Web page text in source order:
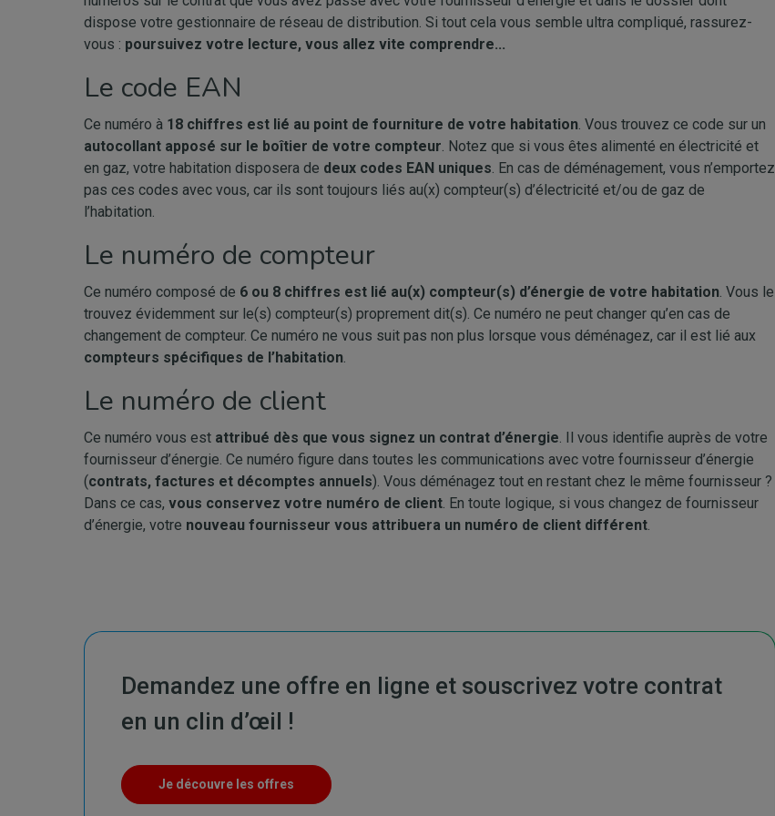
dispose votre gestionnaire de réseau de distribution. Si tout cela vous semble ultra compliqué, rassurez-
vous : poursuivez votre lecture, vous allez vite comprendre...
Le code EAN
Ce numéro à 18 chiffres est lié au point de fourniture de votre habitation. Vous trouvez ce code sur un
autocollant apposé sur le boîtier de votre compteur. Notez que si vous êtes alimenté en électricité et
en gaz, votre habitation disposera de deux codes EAN uniques. En cas de déménagement, vous n’emportez
pas ces codes avec vous, car ils sont toujours liés au(x) compteur(s) d’électricité et/ou de gaz de
l’habitation.
Le numéro de compteur
Ce numéro composé de 6 ou 8 chiffres est lié au(x) compteur(s) d’énergie de votre habitation. Vous le
trouvez évidemment sur le(s) compteur(s) proprement dit(s). Ce numéro ne peut changer qu’en cas de
changement de compteur. Ce numéro ne vous suit pas non plus lorsque vous déménagez, car il est lié aux
compteurs spécifiques de l’habitation.
Le numéro de client
Ce numéro vous est attribué dès que vous signez un contrat d’énergie. Il vous identifie auprès de votre
fournisseur d’énergie. Ce numéro figure dans toutes les communications avec votre fournisseur d’énergie
(contrats, factures et décomptes annuels). Vous déménagez tout en restant chez le même fournisseur ?
Dans ce cas, vous conservez votre numéro de client. En toute logique, si vous changez de fournisseur
d’énergie, votre nouveau fournisseur vous attribuera un numéro de client différent.
Demandez une offre en ligne et souscrivez votre contrat
en un clin d’œil !
Je découvre les offres